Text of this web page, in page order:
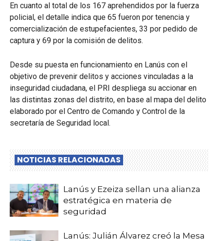
En cuanto al total de los 167 aprehendidos por la fuerza
policial, el detalle indica que 65 fueron por tenencia y
comercialización de estupefacientes, 33 por pedido de
captura y 69 por la comisión de delitos.
Desde su puesta en funcionamiento en Lanús con el
objetivo de prevenir delitos y acciones vinculadas a la
inseguridad ciudadana, el PRI despliega su accionar en
las distintas zonas del distrito, en base al mapa del delito
elaborado por el Centro de Comando y Control de la
secretaría de Seguridad local.
NOTICIAS RELACIONADAS
Lanús y Ezeiza sellan una alianza
estratégica en materia de
seguridad
Lanús: Julián Álvarez creó la Mesa